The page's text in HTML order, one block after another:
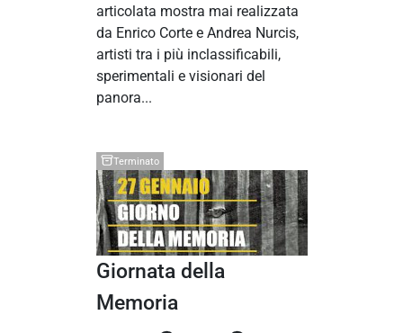
articolata mostra mai realizzata
da Enrico Corte e Andrea Nurcis,
artisti tra i più inclassificabili,
sperimentali e visionari del
panora...
Terminato
Giornata della
Memoria